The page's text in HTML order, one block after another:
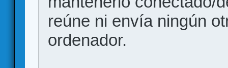
reúne ni envía ningún
ordenador.